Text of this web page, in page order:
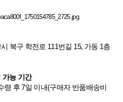
북구 학전로 111번길 15, 가동 1층
가능 기간
령 후 7일 이내(구매자 반품배송비